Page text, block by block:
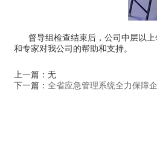
督导组检查结束后，公司中层以上
和专家对我公司的帮助和支持。
上一篇：无
下一篇：全省应急管理系统全力保障